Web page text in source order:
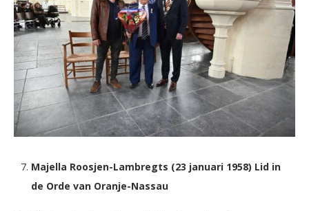
Majella Roosjen-Lambregts (23 januari 1958) Lid in
de Orde van Oranje-Nassau